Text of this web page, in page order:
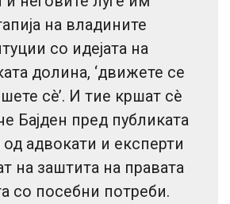
на владините
со идејата на
долина, ‘движете се
сè’. И тие кршат сè
Бајден пред публиката
адвокати и експерти
на заштита на правата
со посебни потреби.